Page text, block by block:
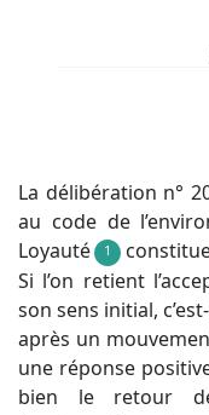
La délibération n°
au code de
Loyauté
1
Si l’on retient
son sens initial,
après un
une réponse
bien le retour